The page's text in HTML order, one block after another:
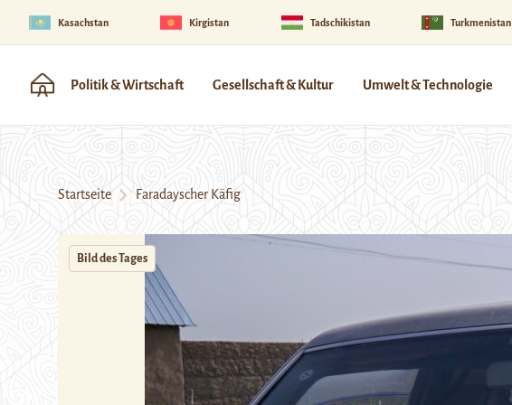
Kasachstan Kirgistan Tadschikistan Turkmenistan
Politik & Wirtschaft Gesellschaft & Kultur Umwelt & Technologie
Startseite Faradayscher Käfig
Bild des Tages